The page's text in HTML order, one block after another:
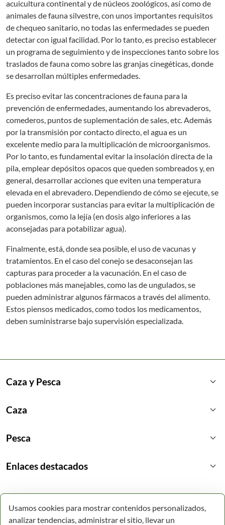
acuicultura continental y de núcleos zoológicos, así como de
animales de fauna silvestre, con unos importantes requisitos
de chequeo sanitario, no todas las enfermedades se pueden
detectar con igual facilidad. Por lo tanto, es preciso establecer
un programa de seguimiento y de inspecciones tanto sobre los
traslados de fauna como sobre las granjas cinegéticas, donde
se desarrollan múltiples enfermedades.
Es preciso evitar las concentraciones de fauna para la
prevención de enfermedades, aumentando los abrevaderos,
comederos, puntos de suplementación de sales, etc. Además
por la transmisión por contacto directo, el agua es un
excelente medio para la multiplicación de microorganismos.
Por lo tanto, es fundamental evitar la insolación directa de la
pila, emplear depósitos opacos que queden sombreados y, en
general, desarrollar acciones que eviten una temperatura
elevada en el abrevadero. Dependiendo de cómo se ejecute, se
pueden incorporar sustancias para evitar la multiplicación de
organismos, como la lejía (en dosis algo inferiores a las
aconsejadas para potabilizar agua).
Finalmente, está, donde sea posible, el uso de vacunas y
tratamientos. En el caso del conejo se desaconsejan las
capturas para proceder a la vacunación. En el caso de
poblaciones más manejables, como las de ungulados, se
pueden administrar algunos fármacos a través del alimento.
Estos piensos medicados, como todos los medicamentos,
deben suministrarse bajo supervisión especializada.
Caza y Pesca keyboard_arrow_down
Caza keyboard_arrow_down
Pesca keyboard_arrow_down
Enlaces destacados keyboard_arrow_down
Usamos cookies para mostrar contenidos personalizados,
analizar tendencias, administrar el sitio, llevar un